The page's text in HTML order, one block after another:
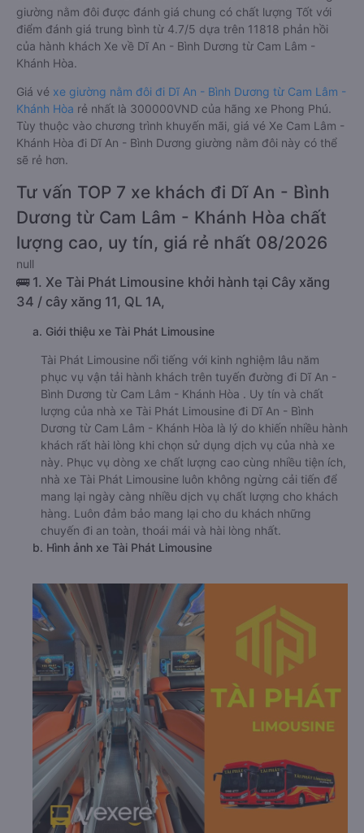
giường nằm đôi được đánh giá chung có chất lượng Tốt với
điểm đánh giá trung bình từ 4.7/5 dựa trên 11818 phản hồi
của hành khách Xe về Dĩ An - Bình Dương từ Cam Lâm -
Khánh Hòa.
Giá vé xe giường nằm đôi đi Dĩ An - Bình Dương từ Cam Lâm -
Khánh Hòa rẻ nhất là 300000VND của hãng xe Phong Phú.
Tùy thuộc vào chương trình khuyến mãi, giá vé Xe Cam Lâm -
Khánh Hòa đi Dĩ An - Bình Dương giường nằm đôi này có thể
sẽ rẻ hơn.
Tư vấn TOP 7 xe khách đi Dĩ An - Bình
Dương từ Cam Lâm - Khánh Hòa chất
lượng cao, uy tín, giá rẻ nhất 08/2026
null
🚌 1. Xe Tài Phát Limousine khởi hành tại Cây xăng
34 / cây xăng 11, QL 1A,
a. Giới thiệu xe Tài Phát Limousine
Tài Phát Limousine nổi tiếng với kinh nghiệm lâu năm
phục vụ vận tải hành khách trên tuyến đường đi Dĩ An -
Bình Dương từ Cam Lâm - Khánh Hòa . Uy tín và chất
lượng của nhà xe Tài Phát Limousine đi Dĩ An - Bình
Dương từ Cam Lâm - Khánh Hòa là lý do khiến nhiều hành
khách rất hài lòng khi chọn sử dụng dịch vụ của nhà xe
này. Phục vụ dòng xe chất lượng cao cùng nhiều tiện ích,
nhà xe Tài Phát Limousine luôn không ngừng cải tiến để
mang lại ngày càng nhiều dịch vụ chất lượng cho khách
hàng. Luôn đảm bảo mang lại cho du khách những
chuyến đi an toàn, thoái mái và hài lòng nhất.
b. Hình ảnh xe Tài Phát Limousine